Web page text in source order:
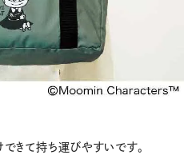
きて持ち運びやすいです。